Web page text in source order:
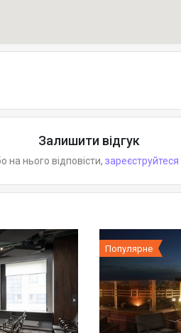
Залишити відгук
на нього відповісти, зареєструйтеся
Популярне